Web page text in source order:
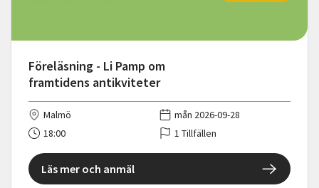
Föreläsning - Li Pamp om
framtidens antikviteter
Malmö
mån 2026-09-28
18:00
1 Tillfällen
Läs mer och anmäl